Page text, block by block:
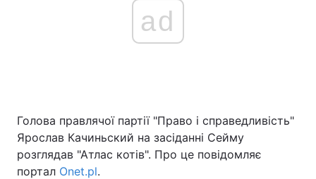
ad
Голова правлячої партії "Право і справедливість"
Ярослав Качиньский на засіданні Сейму
розглядав "Атлас котів". Про це повідомляє
портал Onet.pl.